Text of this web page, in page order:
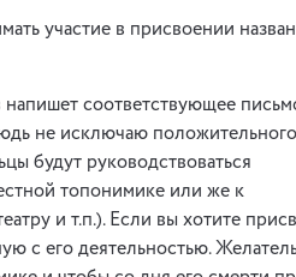
участие в присвоении
соответствующее
не исключаю положительного
будут руководствоваться
топонимике или же к
и т.п.). Если вы хотите
с его деятельностью.